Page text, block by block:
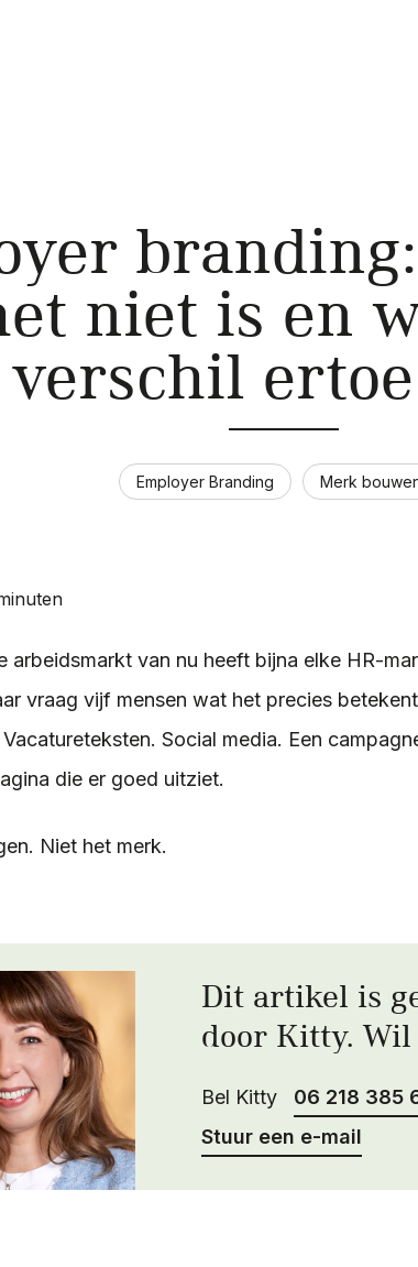
niet is en
verschil
Employer Branding Merk
arbeidsmarkt van nu heeft bijna elke HR-
vraag vijf mensen wat het precies
Social media. Een
die er goed uitziet.
Niet het merk.
Dit artikel is
door Kitty. Wil
Bel Kitty 06 218 385
Stuur een e-mail